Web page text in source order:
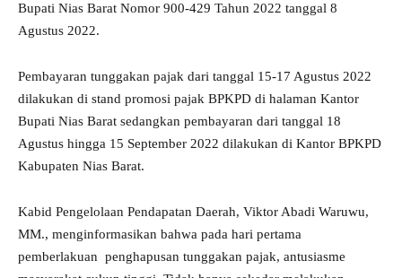
Bupati Nias Barat Nomor 900-429 Tahun 2022 tanggal 8
Agustus 2022.
Pembayaran tunggakan pajak dari tanggal 15-17 Agustus 2022
dilakukan di stand promosi pajak BPKPD di halaman Kantor
Bupati Nias Barat sedangkan pembayaran dari tanggal 18
Agustus hingga 15 September 2022 dilakukan di Kantor BPKPD
Kabupaten Nias Barat.
Kabid Pengelolaan Pendapatan Daerah, Viktor Abadi Waruwu,
MM., menginformasikan bahwa pada hari pertama
pemberlakuan penghapusan tunggakan pajak, antusiasme